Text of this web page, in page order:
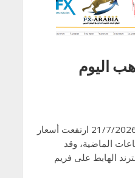
اليوم
التحليل الفني الذهب اليوم 21/7/2026 ارتفعت أسعار
الماضية، وقد
الهابط على فريم